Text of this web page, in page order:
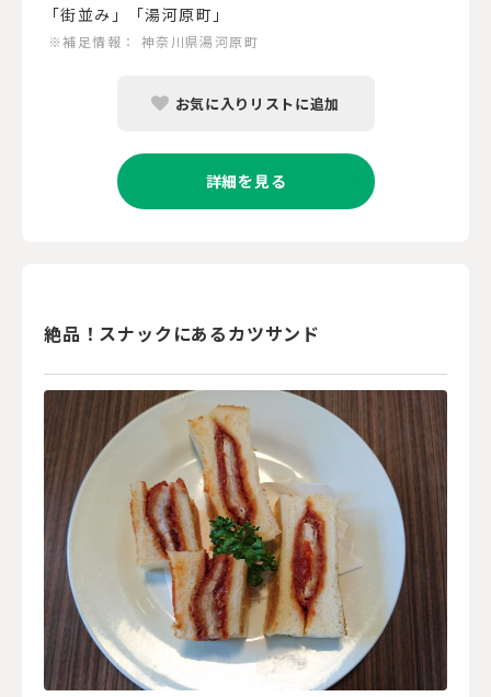
「街並み」「湯河原町」
※補足情報： 神奈川県湯河原町
お気に入りリストに追加
詳細を見る
絶品！スナックにあるカツサンド